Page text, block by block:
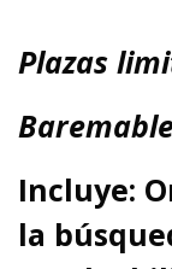
Plazas
Incluye:
la